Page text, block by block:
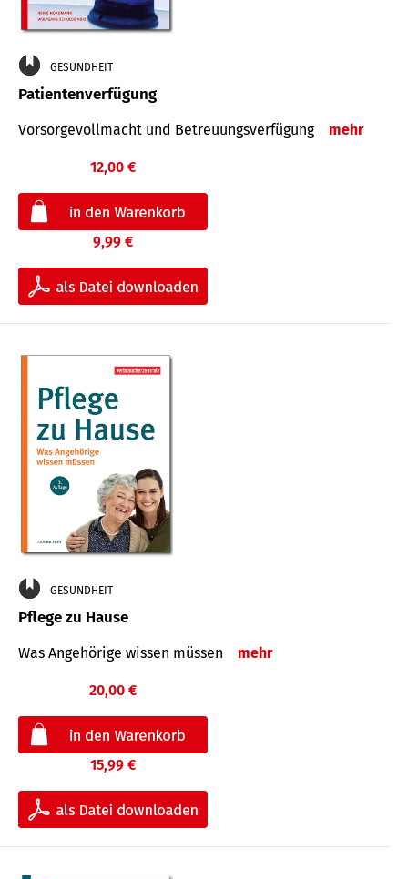
GESUNDHEIT
Patientenverfügung
Vorsorgevollmacht und Betreuungsverfügung mehr
12,00 €
9,99 €
GESUNDHEIT
Pflege zu Hause
Was Angehörige wissen müssen mehr
20,00 €
15,99 €